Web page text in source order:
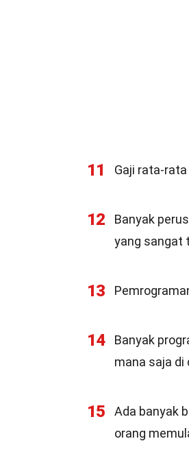
11 Gaji rata-
12
Banyak
yang sangat
13
14
Banyak
mana saja di
15
Ada banyak
orang